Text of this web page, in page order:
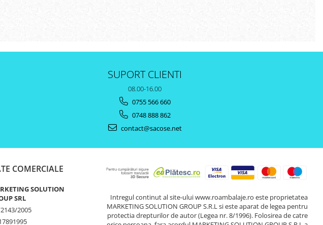
SUPORT CLIENTI
08.00-16.00
0755 566 660
0748 888 862
contact@sacose.net
COMERCIALE
SOLUTION
SRL
2143/2005
Intregul continut al site-ului www.roambalaje.ro este proprietatea
MARKETING SOLUTION GROUP S.R.L si este aparat de legea pentru
protectia drepturilor de autor (Legea nr. 8/1996). Folosirea de catre